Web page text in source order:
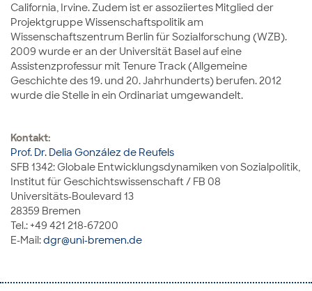
California, Irvine. Zudem ist er assoziiertes Mitglied der
Projektgruppe Wissenschaftspolitik am
Wissenschaftszentrum Berlin für Sozialforschung (WZB).
2009 wurde er an der Universität Basel auf eine
Assistenzprofessur mit Tenure Track (Allgemeine
Geschichte des 19. und 20. Jahrhunderts) berufen. 2012
wurde die Stelle in ein Ordinariat umgewandelt.
Kontakt:
Prof. Dr. Delia González de Reufels
SFB 1342: Globale Entwicklungsdynamiken von Sozialpolitik,
Institut für Geschichtswissenschaft / FB 08
Universitäts-Boulevard 13
28359 Bremen
Tel.: +49 421 218-67200
E-Mail:dgr@uni-bremen.de